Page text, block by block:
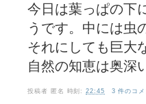
今日は葉っぱの下
うです。中には虫
それにしても巨大
自然の知恵は奥深
投稿者 匿名 時刻:22:45 3 件のコ